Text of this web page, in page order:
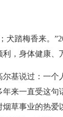
犬踏梅香来。
，身体健康、
尔基说过：一个
年来一直受这
烟草事业的热